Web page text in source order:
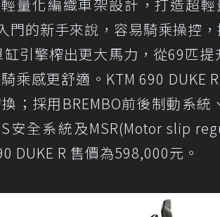
量化編織車架設計，打造超
門的新手來說，容易騎乘操控
引擎榨出更大馬力，從69匹
乘感更舒適。KTM 690 DUKE
；採用BREMBO前後制動系統
安全系統及MSR(Motor slip
DUKE R 售價為598,000元。